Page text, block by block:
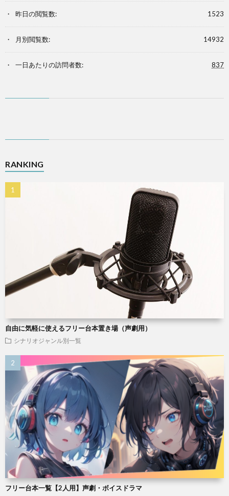
1523
昨日の閲覧数:
14932
月別閲覧数:
837
一日あたりの訪問者数:
RANKING
自由に気軽に使えるフリー台本置き場（声劇用）
シナリオジャンル別一覧
フリー台本一覧【2人用】声劇・ボイスドラマ